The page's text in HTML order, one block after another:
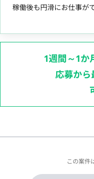
稼働後も円滑にお仕事が
1週間～1か
応募から
この案件